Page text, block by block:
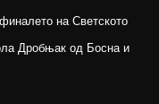
на Светското
Дробњак од Босна и